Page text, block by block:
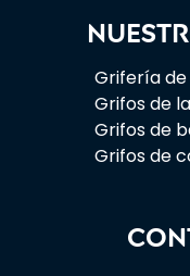
Grifería
Grifos de
Grifos de
Grifos de